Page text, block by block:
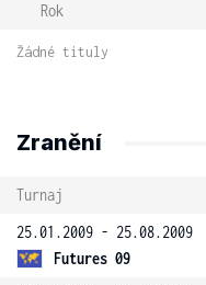
Rok
Žádné tituly
Zranění
Turnaj
25.01.2009 - 25.08.2009
Futures 09